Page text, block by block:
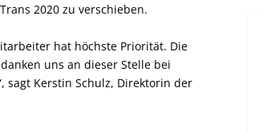
2020 zu verschieben.
hat höchste Priorität. Die
uns an dieser Stelle bei
sagt Kerstin Schulz, Direktorin der